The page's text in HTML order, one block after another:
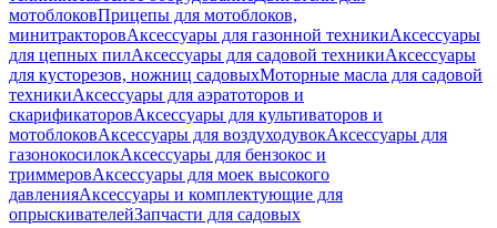
мотоблоковПрицепы для мотоблоков,
минитракторовАксессуары для газонной техникиАксессуары
для цепных пилАксессуары для садовой техникиАксессуары
для кусторезов, ножниц садовыхМоторные масла для садовой
техникиАксессуары для аэратоторов и
скарификаторовАксессуары для культиваторов и
мотоблоковАксессуары для воздуходувокАксессуары для
газонокосилокАксессуары для бензокос и
триммеровАксессуары для моек высокого
давленияАксессуары и комплектующие для
опрыскивателейЗапчасти для садовых